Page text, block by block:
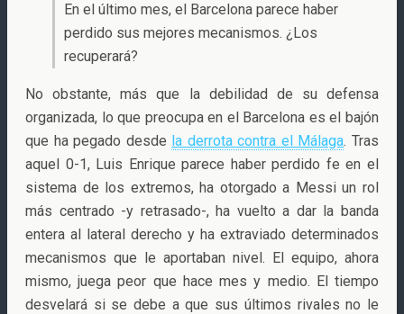
En el último mes, el Barcelona parece haber
perdido sus mejores mecanismos. ¿Los
recuperará?
No obstante, más que la debilidad de su defensa
organizada, lo que preocupa en el Barcelona es el bajón
que ha pegado desde la derrota contra el Málaga. Tras
aquel 0-1, Luis Enrique parece haber perdido fe en el
sistema de los extremos, ha otorgado a Messi un rol
más centrado -y retrasado-, ha vuelto a dar la banda
entera al lateral derecho y ha extraviado determinados
mecanismos que le aportaban nivel. El equipo, ahora
mismo, juega peor que hace mes y medio. El tiempo
desvelará si se debe a que sus últimos rivales no le